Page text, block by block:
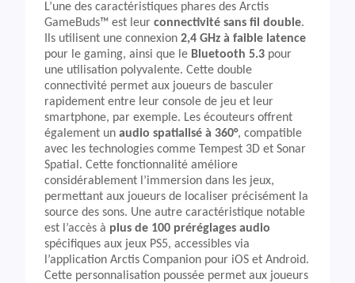
L’une des caractéristiques phares des Arctis
GameBuds™ est leur connectivité sans fil double.
Ils utilisent une connexion 2,4 GHz à faible latence
pour le gaming, ainsi que le Bluetooth 5.3 pour
une utilisation polyvalente. Cette double
connectivité permet aux joueurs de basculer
rapidement entre leur console de jeu et leur
smartphone, par exemple. Les écouteurs offrent
également un audio spatialisé à 360°, compatible
avec les technologies comme Tempest 3D et Sonar
Spatial. Cette fonctionnalité améliore
considérablement l’immersion dans les jeux,
permettant aux joueurs de localiser précisément la
source des sons. Une autre caractéristique notable
est l’accès à plus de 100 préréglages audio
spécifiques aux jeux PS5, accessibles via
l’application Arctis Companion pour iOS et Android.
Cette personnalisation poussée permet aux joueurs